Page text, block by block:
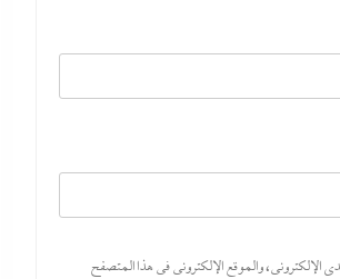
الإلكتروني، والموقع الإلكتروني في هذا المتصفح